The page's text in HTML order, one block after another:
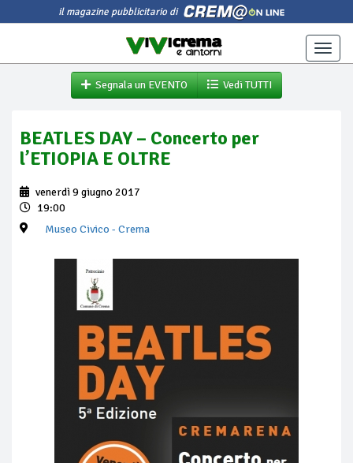
il magazine pubblicitario di
Toggle
Segnala un EVENTO
Vedi TUTTI
BEATLES DAY – Concerto per
l’ETIOPIA E OLTRE
venerdì 9 giugno 2017
19:00
Museo Civico - Crema